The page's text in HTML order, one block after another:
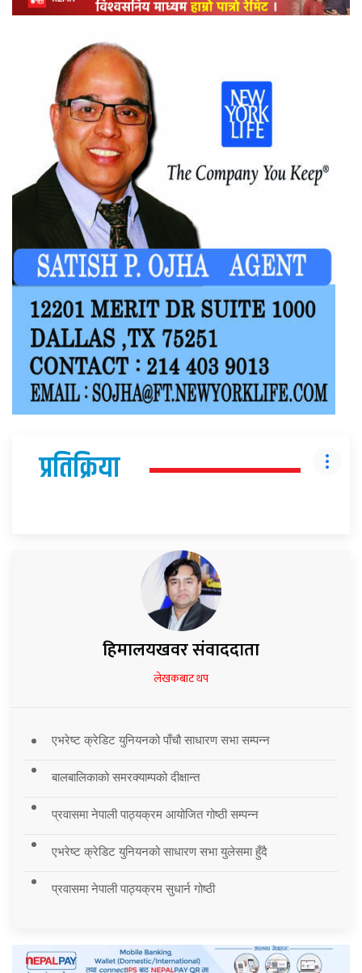
प्रतिक्रिया
हिमालयखवर संवाददाता
लेखकबाट थप
एभरेष्ट क्रेडिट युनियनको पाँचौ साधारण सभा सम्पन्न
बालबालिकाको समरक्याम्पको दीक्षान्त
प्रवासमा नेपाली पाठ्यक्रम आयोजित गोष्ठी सम्पन्न
एभरेष्ट क्रेडिट युनियनको साधारण सभा युलेसमा हुँदै
प्रवासमा नेपाली पाठ्यक्रम सुधार्न गोष्ठी